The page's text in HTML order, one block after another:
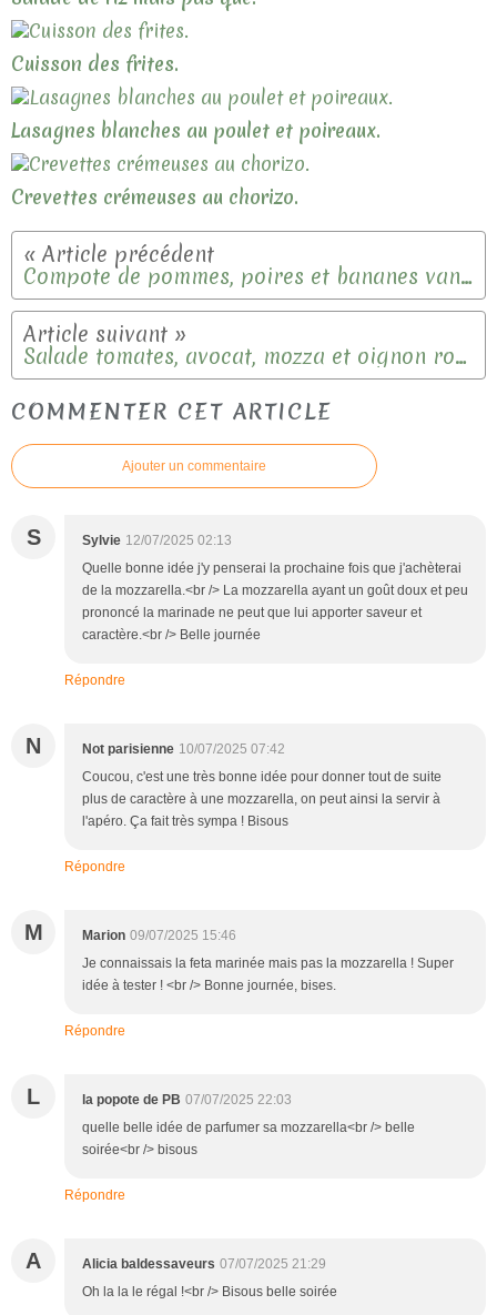
Cuisson des frites.
Lasagnes blanches au poulet et poireaux.
Crevettes crémeuses au chorizo.
Compote de pommes, poires et bananes vanillée.
Salade tomates, avocat, mozza et oignon rouge.
COMMENTER CET ARTICLE
Ajouter un commentaire
S Sylvie 12/07/2025 02:13
Quelle bonne idée j'y penserai la prochaine fois que j'achèterai
de la mozzarella.<br /> La mozzarella ayant un goût doux et peu
prononcé la marinade ne peut que lui apporter saveur et
caractère.<br /> Belle journée
Répondre
N Not parisienne 10/07/2025 07:42
Coucou, c'est une très bonne idée pour donner tout de suite
plus de caractère à une mozzarella, on peut ainsi la servir à
l'apéro. Ça fait très sympa ! Bisous
Répondre
M Marion 09/07/2025 15:46
Je connaissais la feta marinée mais pas la mozzarella ! Super
idée à tester ! <br /> Bonne journée, bises.
Répondre
L la popote de PB 07/07/2025 22:03
quelle belle idée de parfumer sa mozzarella<br /> belle
soirée<br /> bisous
Répondre
A Alicia baldessaveurs 07/07/2025 21:29
Oh la la le régal !<br /> Bisous belle soirée